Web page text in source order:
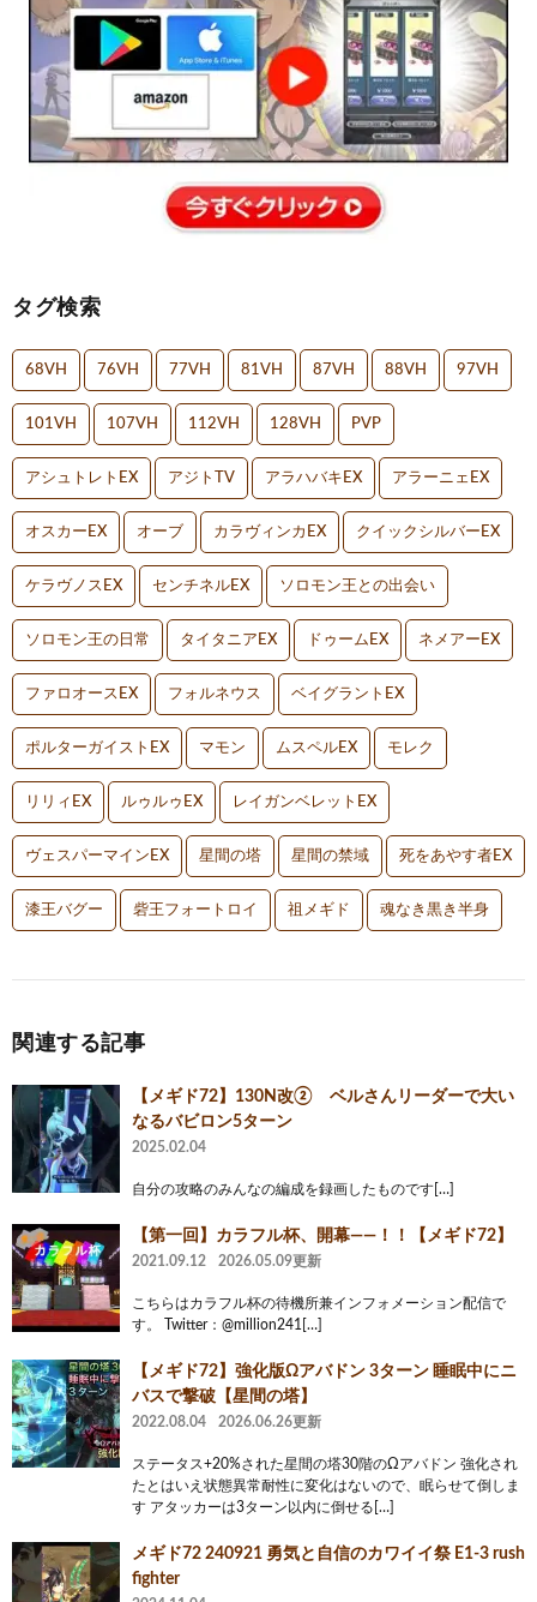
タグ検索
68VH 76VH 77VH 81VH 87VH 88VH 97VH
101VH 107VH 112VH 128VH PVP
アシュトレトEX アジトTV アラハバキEX アラーニェEX
オスカーEX オーブ カラヴィンカEX クイックシルバーEX
ケラヴノスEX センチネルEX ソロモン王との出会い
ソロモン王の日常 タイタニアEX ドゥームEX ネメアーEX
ファロオースEX フォルネウス ベイグラントEX
ポルターガイストEX マモン ムスペルEX モレク
リリィEX ルゥルゥEX レイガンベレットEX
ヴェスパーマインEX 星間の塔 星間の禁域 死をあやす者EX
漆王バグー 砦王フォートロイ 祖メギド 魂なき黒き半身
関連する記事
【メギド72】130N改② ベルさんリーダーで大い
なるバビロン5ターン
2025.02.04
自分の攻略のみんなの編成を録画したものです[…]
【第一回】カラフル杯、開幕――！！【メギド72】
2021.09.12 2026.05.09更新
こちらはカラフル杯の待機所兼インフォメーション配信で
す。 Twitter：@million241[…]
【メギド72】強化版Ωアバドン 3ターン 睡眠中にニ
バスで撃破【星間の塔】
2022.08.04 2026.06.26更新
ステータス+20%された星間の塔30階のΩアバドン 強化され
たとはいえ状態異常耐性に変化はないので、眠らせて倒しま
す アタッカーは3ターン以内に倒せる[…]
メギド72 240921 勇気と自信のカワイイ祭 E1-3 rush
fighter